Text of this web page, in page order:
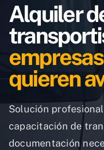
Noticias
Contacto
Alquiler
quieren
Solución
capacitación de
documentación